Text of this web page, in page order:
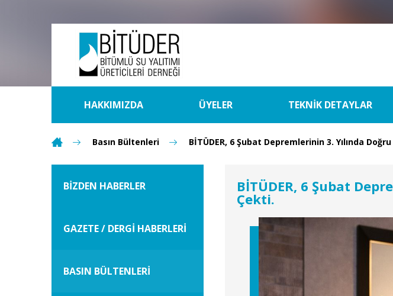
HAKKIMIZDA ÜYELER TEKNİK DETAYLAR
Basın Bültenleri BİTÜDER, 6 Şubat Depremlerinin 3. Yılında
BİZDEN HABERLER
GAZETE / DERGİ HABERLERİ
BASIN BÜLTENLERİ
BİTÜDER, 6 Şubat
Çekti.